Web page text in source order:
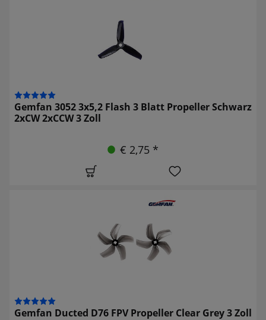
Gemfan 3052 3x5,2 Flash 3 Blatt Propeller Schwarz
2xCW 2xCCW 3 Zoll
€ 2,75 *
Gemfan Ducted D76 FPV Propeller Clear Grey 3 Zoll